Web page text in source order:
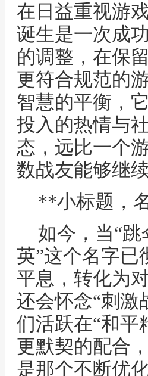
在日益重视游
诞生是一次成
的调整，在保
更符合规范的
智慧的平衡，
投入的热情与
态，远比一个
数战友能够继
**小标题，
如今，当“跳
英”这个名字已
平息，转化为
还会怀念“刺激
们活跃在“和平
更默契的配合
是那个不断优